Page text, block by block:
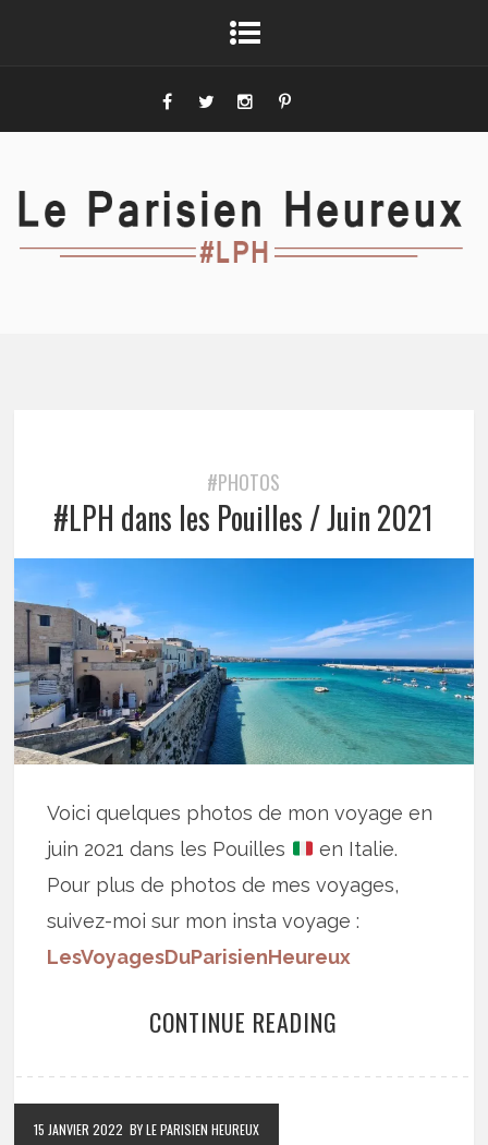
#PHOTOS
#LPH dans les Pouilles / Juin 2021
Voici quelques photos de mon voyage en
juin 2021 dans les Pouilles
en Italie.
Pour plus de photos de mes voyages,
suivez-moi sur mon insta voyage :
LesVoyagesDuParisienHeureux
CONTINUE READING
15 JANVIER 2022 BY LE PARISIEN HEUREUX